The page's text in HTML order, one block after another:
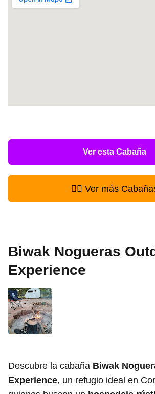
Ver esta Cabaña
👉🏻 Ver más
Biwak Nogueras
Experience
Descubre la cabaña Biwak
Experience, un refugio ideal en